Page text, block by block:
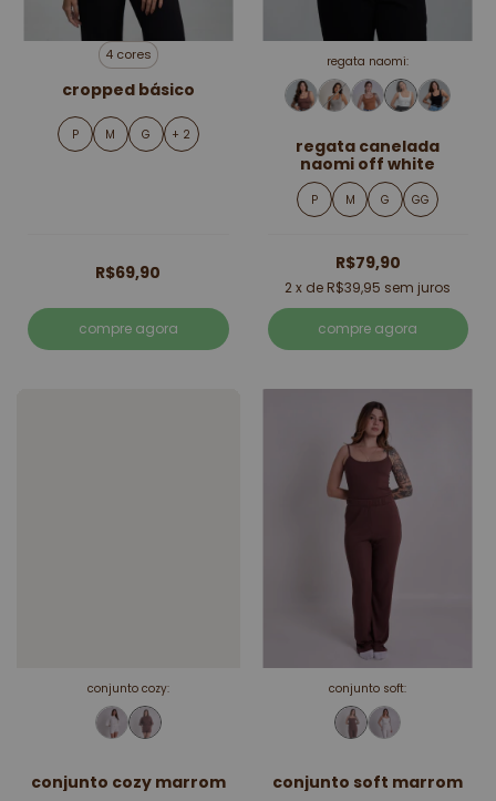
4 cores
cropped básico
P M G + 2
R$69,90
compre agora
regata naomi:
regata canelada
naomi off white
P M G GG
R$79,90
2x de R$39,95 sem juros
compre agora
conjunto cozy:
conjunto cozy marrom
conjunto soft:
conjunto soft marrom